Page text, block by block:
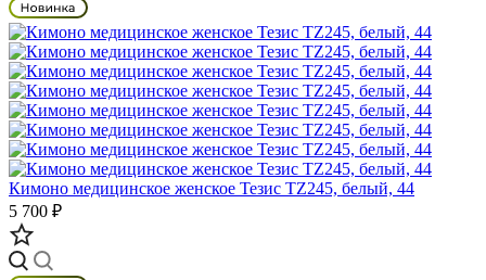
Кимоно медицинское женское Тезис TZ245, белый, 44
5 700 ₽